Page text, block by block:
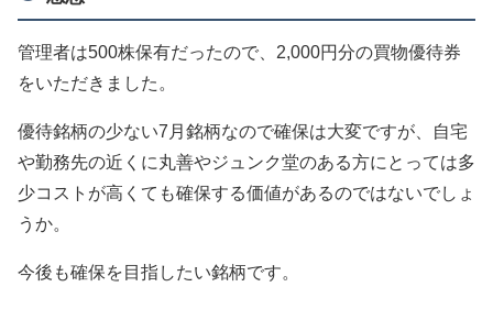
管理者は500株保有だったので、2,000円分の買物優待券
をいただきました。
優待銘柄の少ない7月銘柄なので確保は大変ですが、自宅
や勤務先の近くに丸善やジュンク堂のある方にとっては多
少コストが高くても確保する価値があるのではないでしょ
うか。
今後も確保を目指したい銘柄です。